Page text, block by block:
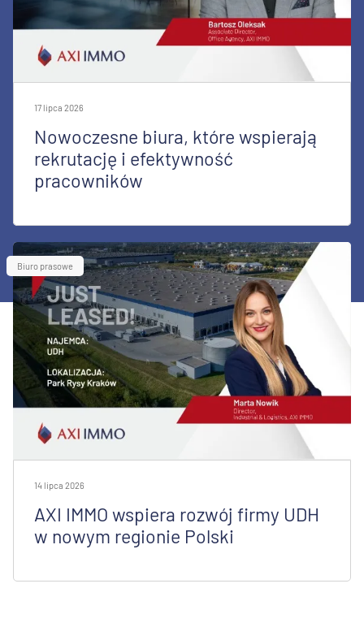
17 lipca 2026
Nowoczesne biura, które wspierają
rekrutację i efektywność
pracowników
Biuro prasowe
14 lipca 2026
AXI IMMO wspiera rozwój firmy UDH
w nowym regionie Polski